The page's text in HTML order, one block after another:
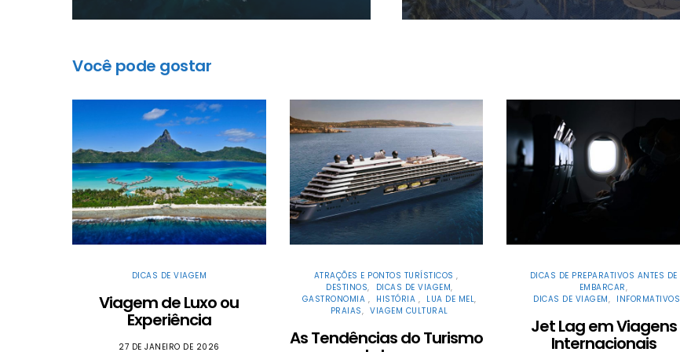
Você pode gostar
DICAS DE VIAGEM
Viagem de Luxo ou
Experiência
27 DE JANEIRO DE 2026
ATRAÇÕES E PONTOS TURÍSTICOS
DESTINOS
DICAS DE VIAGEM
GASTRONOMIA
HISTÓRIA
LUA DE MEL
PRAIAS
VIAGEM CULTURAL
As Tendências do Turismo
DICAS DE PREPARATIVOS ANTES DE
EMBARCAR
DICAS DE VIAGEM
INFORMATIVOS
Jet Lag em Viagens
Internacionais